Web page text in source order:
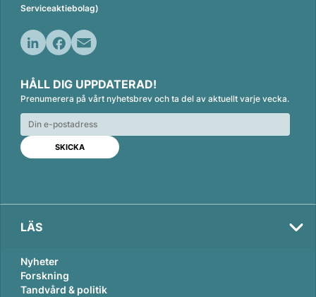
Serviceaktiebolag)
n
k
e
d
n
c
e
b
o
o
k
a
i
l
HÅLL DIG UPPDATERAD!
Prenumerera på vårt nyhetsbrev och ta del av aktuellt varje vecka.
LÄS
Nyheter
Forskning
Tandvård & politik